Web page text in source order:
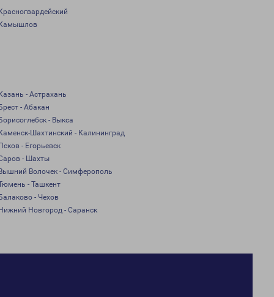
- Астрахань
- Абакан
- Выкса
Шахтинский - Калининград
- Егорьевск
- Шахты
Волочек - Симферополь
- Ташкент
- Чехов
Новгород - Саранск